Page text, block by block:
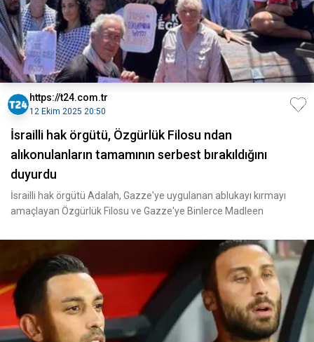
https://t24.com.tr
12 Ekim 2025 20:50
İsrailli hak örgütü, Özgürlük Filosu ndan
alıkonulanların tamamının serbest bırakıldığını
duyurdu
İsrailli hak örgütü Adalah, Gazze'ye uygulanan ablukayı kırmayı
amaçlayan Özgürlük Filosu ve Gazze'ye Binlerce Madleen